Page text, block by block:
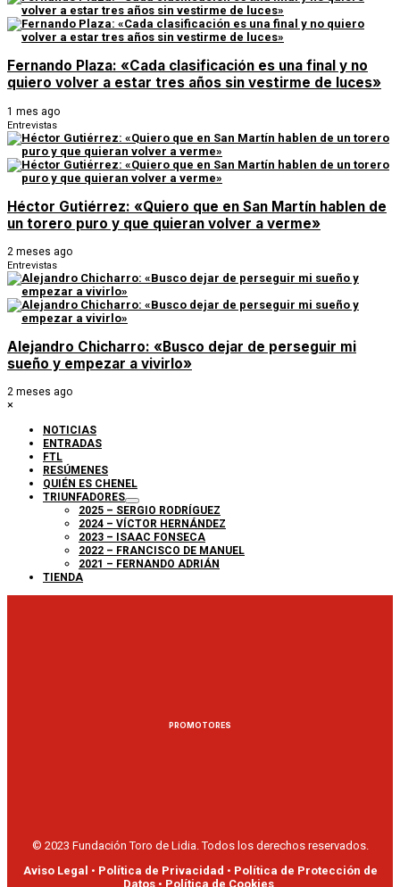
Fernando Plaza: «Cada clasificación es una final y no
quiero volver a estar tres años sin vestirme de luces»
1 mes ago
Entrevistas
Héctor Gutiérrez: «Quiero que en San Martín hablen de
un torero puro y que quieran volver a verme»
2 meses ago
Entrevistas
Alejandro Chicharro: «Busco dejar de perseguir mi
sueño y empezar a vivirlo»
2 meses ago
×
NOTICIAS
ENTRADAS
FTL
RESÚMENES
QUIÉN ES CHENEL
TRIUNFADORES
2025 – SERGIO RODRÍGUEZ
2024 – VÍCTOR HERNÁNDEZ
2023 – ISAAC FONSECA
2022 – FRANCISCO DE MANUEL
2021 – FERNANDO ADRIÁN
TIENDA
PROMOTORES
© 2023 Fundación Toro de Lidia. Todos los derechos reservados.
Aviso Legal • Política de Privacidad • Política de Protección de
Datos • Política de Cookies